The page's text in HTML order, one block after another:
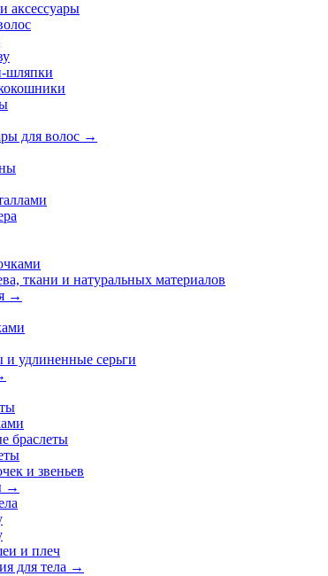
аксессуары
шляпки
для волос →
ткани и натуральных материалов
→
и удлиненные серьги
браслеты
и звеньев
→
и плеч
для тела →